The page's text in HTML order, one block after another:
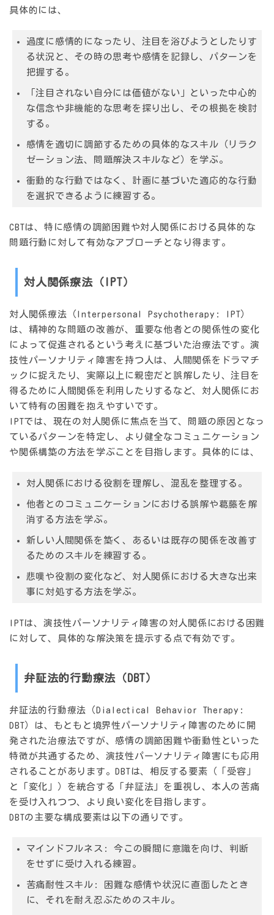
具体的には、
過度に感情的になったり、注目を浴びようとしたりす
る状況と、その時の思考や感情を記録し、パターンを
把握する。
「注目されない自分には価値がない」といった中心的
な信念や非機能的な思考を探り出し、その根拠を検討
する。
感情を適切に調節するための具体的なスキル（リラク
ゼーション法、問題解決スキルなど）を学ぶ。
衝動的な行動ではなく、計画に基づいた適応的な行動
を選択できるように練習する。
CBTは、特に感情の調節困難や対人関係における具体的な
問題行動に対して有効なアプローチとなり得ます。
対人関係療法（IPT）
対人関係療法（Interpersonal Psychotherapy: IPT）
は、精神的な問題の改善が、重要な他者との関係性の変化
によって促進されるという考えに基づいた治療法です。演
技性パーソナリティ障害を持つ人は、人間関係をドラマチ
ックに捉えたり、実際以上に親密だと誤解したり、注目を
得るために人間関係を利用したりするなど、対人関係にお
いて特有の困難を抱えやすいです。
IPTでは、現在の対人関係に焦点を当て、問題の原因となっ
ているパターンを特定し、より健全なコミュニケーション
や関係構築の方法を学ぶことを目指します。具体的には、
対人関係における役割を理解し、混乱を整理する。
他者とのコミュニケーションにおける誤解や葛藤を解
消する方法を学ぶ。
新しい人間関係を築く、あるいは既存の関係を改善す
るためのスキルを練習する。
悲嘆や役割の変化など、対人関係における大きな出来
事に対処する方法を学ぶ。
IPTは、演技性パーソナリティ障害の対人関係における困難
に対して、具体的な解決策を提示する点で有効です。
弁証法的行動療法（DBT）
弁証法的行動療法（Dialectical Behavior Therapy:
DBT）は、もともと境界性パーソナリティ障害のために開
発された治療法ですが、感情の調節困難や衝動性といった
特徴が共通するため、演技性パーソナリティ障害にも応用
されることがあります。DBTは、相反する要素（「受容」
と「変化」）を統合する「弁証法」を重視し、本人の苦痛
を受け入れつつ、より良い変化を目指します。
DBTの主要な構成要素は以下の通りです。
マインドフルネス : 今この瞬間に意識を向け、判断
をせずに受け入れる練習。
苦痛耐性スキル : 困難な感情や状況に直面したとき
に、それを耐え忍ぶためのスキル。